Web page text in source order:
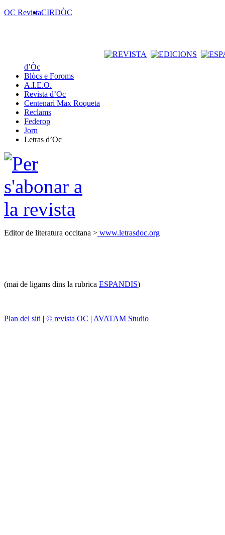
OC RevistaCIRDÒC
d’Òc
Blòcs e Foroms
A.I.E.O.
Revista d’Oc
Centenari Max Roqueta
Reclams
Federop
Jorn
Letras d’Oc
Editor de literatura occitana > www.letrasdoc.org
(mai de ligams dins la rubrica ESPANDIS)
Plan del siti | © revista OC | AVATAM Studio